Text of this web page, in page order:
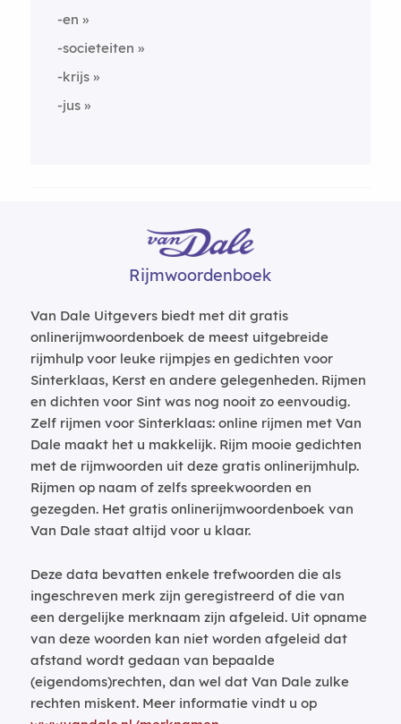
-en
-societeiten
-krijs
-jus
Rijmwoordenboek
Van Dale Uitgevers biedt met dit gratis
onlinerijmwoordenboek de meest uitgebreide
rijmhulp voor leuke rijmpjes en gedichten voor
Sinterklaas, Kerst en andere gelegenheden. Rijmen
en dichten voor Sint was nog nooit zo eenvoudig.
Zelf rijmen voor Sinterklaas: online rijmen met Van
Dale maakt het u makkelijk. Rijm mooie gedichten
met de rijmwoorden uit deze gratis onlinerijmhulp.
Rijmen op naam of zelfs spreekwoorden en
gezegden. Het gratis onlinerijmwoordenboek van
Van Dale staat altijd voor u klaar.
Deze data bevatten enkele trefwoorden die als
ingeschreven merk zijn geregistreerd of die van
een dergelijke merknaam zijn afgeleid. Uit opname
van deze woorden kan niet worden afgeleid dat
afstand wordt gedaan van bepaalde
(eigendoms)rechten, dan wel dat Van Dale zulke
rechten miskent. Meer informatie vindt u op